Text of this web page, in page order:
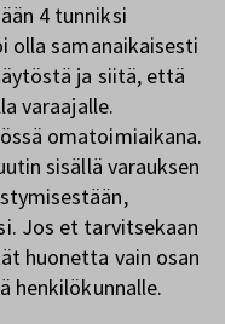
4 tunniksi
olla samanaikaisesti
ja siitä, että
varaajalle.
omatoimiaikana.
sisällä varauksen
Jos et tarvitsekaan
huonetta vain osan
henkilökunnalle.